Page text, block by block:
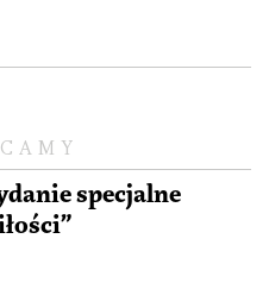
specjalne